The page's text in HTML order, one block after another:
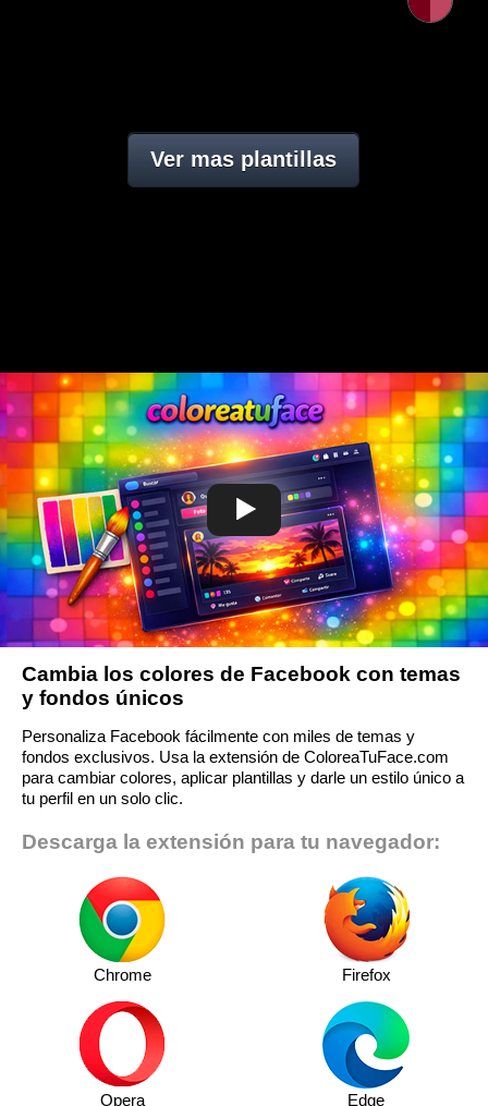
Ver mas plantillas
Cambia los colores de Facebook con temas
y fondos únicos
Personaliza Facebook fácilmente con miles de temas y
fondos exclusivos. Usa la extensión de ColoreaTuFace.com
para cambiar colores, aplicar plantillas y darle un estilo único a
tu perfil en un solo clic.
Descarga la extensión para tu navegador:
Chrome Firefox
Opera Edge